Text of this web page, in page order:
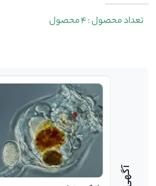
تعداد محصول : 4 محصول